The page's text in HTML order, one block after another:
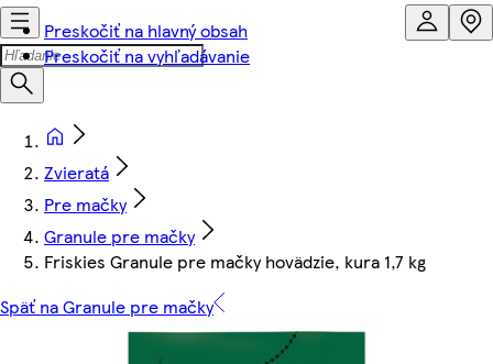
Preskočiť na hlavný obsah
Preskočiť na vyhľadávanie
Zvieratá
Pre mačky
Granule pre mačky
Friskies Granule pre mačky hovädzie, kura 1,7 kg
Späť na Granule pre mačky